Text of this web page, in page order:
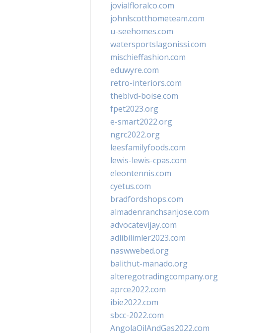
jovialfloralco.com
johnlscotthometeam.com
u-seehomes.com
watersportslagonissi.com
mischieffashion.com
eduwyre.com
retro-interiors.com
theblvd-boise.com
fpet2023.org
e-smart2022.org
ngrc2022.org
leesfamilyfoods.com
lewis-lewis-cpas.com
eleontennis.com
cyetus.com
bradfordshops.com
almadenranchsanjose.com
advocatevijay.com
adlibilimler2023.com
naswwebed.org
balithut-manado.org
alteregotradingcompany.org
aprce2022.com
ibie2022.com
sbcc-2022.com
AngolaOilAndGas2022.com